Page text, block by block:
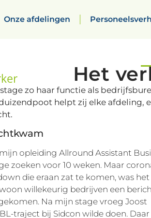
Onze afdelingen
Het
zo haar functie als
helpt zij elke afdeling,
opleiding Allround Assistant
zoeken voor 10 weken. Maar
die eraan zat te komen, was het
willekeurig bedrijven een
Na mijn stage vroeg Joost
traject bij Sidcon wilde doen.